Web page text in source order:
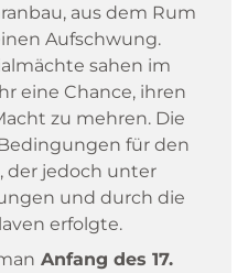
aus dem Rum
Aufschwung.
sahen im
eine Chance, ihren
zu mehren. Die
für den
der jedoch unter
und durch die
erfolgte.
Anfang des 17.